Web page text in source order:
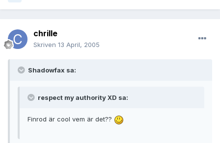
chrille
Skriven 13 April, 2005
Shadowfax sa:
respect my authority XD sa:
Finrod är cool vem är det??